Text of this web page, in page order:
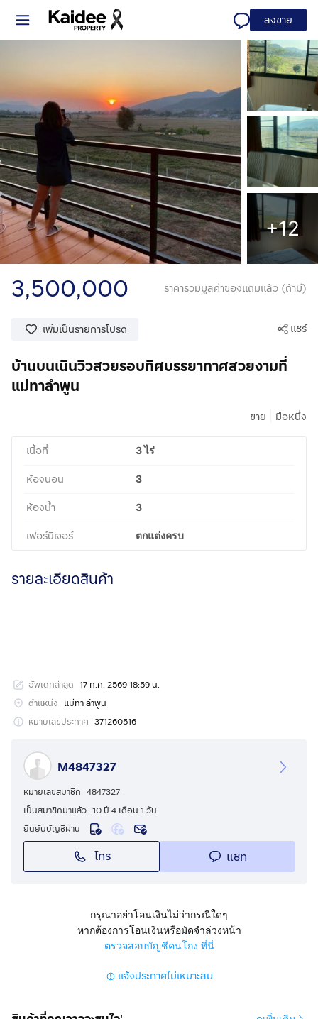
ลงขาย
+12
3,500,000 ราคารวมมูลค่าของแถมแล้ว (ถ้ามี)
เพิ่มเป็นรายการโปรด แชร์
บ้านบนเนินวิวสวยรอบทิศบรรยากาศสวยงามที่
แม่ทาลำพูน
ขาย มือหนึ่ง
เนื้อที่ 3 ไร่
ห้องนอน 3
ห้องน้ำ 3
เฟอร์นิเจอร์ ตกแต่งครบ
รายละเอียดสินค้า
อัพเดทล่าสุด 17 ก.ค. 2569 18:59 น.
ตำแหน่ง แม่ทา ลำพูน
หมายเลขประกาศ 371260516
M4847327
หมายเลขสมาชิก 4847327
เป็นสมาชิกมาแล้ว 10 ปี 4 เดือน 1 วัน
ยืนยันบัญชีผ่าน
โทร แชท
กรุณาอย่าโอนเงินไม่ว่ากรณีใดๆ
หากต้องการโอนเงินหรือมัดจำล่วงหน้า
ตรวจสอบบัญชีคนโกง ที่นี่
แจ้งประกาศไม่เหมาะสม